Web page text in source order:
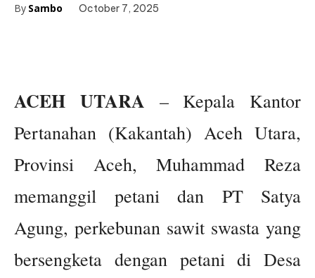
By Sambo October 7, 2025
ACEH UTARA – Kepala Kantor
Pertanahan (Kakantah) Aceh Utara,
Provinsi Aceh, Muhammad Reza
memanggil petani dan PT Satya
Agung, perkebunan sawit swasta yang
bersengketa dengan petani di Desa